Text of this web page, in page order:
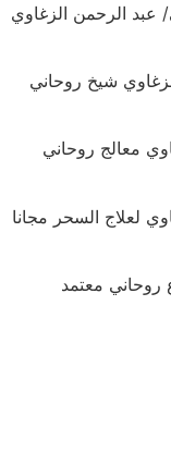
عبد الرحمن الزغاوي
شيخ روحاني
معالج روحاني
لعلاج السحر مجانا
روحاني معتمد